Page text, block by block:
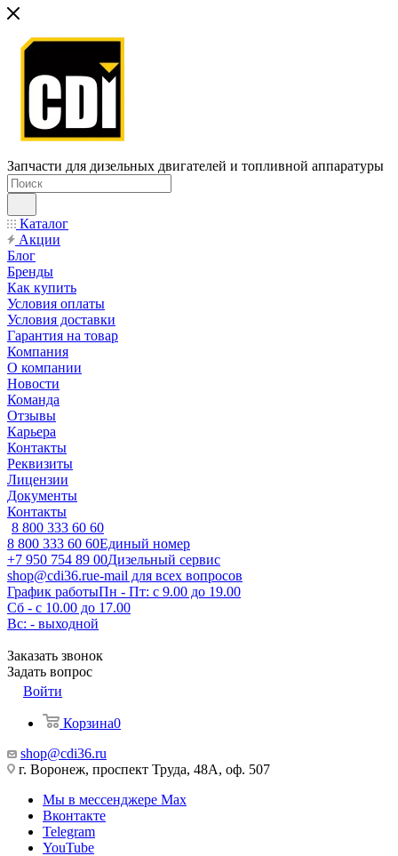
Запчасти для дизельных двигателей и топливной аппаратуры
Каталог
Акции
Блог
Бренды
Как купить
Условия оплаты
Условия доставки
Гарантия на товар
Компания
О компании
Новости
Команда
Отзывы
Карьера
Контакты
Реквизиты
Лицензии
Документы
Контакты
8 800 333 60 60
8 800 333 60 60Единый номер
+7 950 754 89 00Дизельный сервис
shop@cdi36.rue-mail для всех вопросов
График работыПн - Пт: с 9.00 до 19.00
Сб - с 10.00 до 17.00
Вс: - выходной
Заказать звонок
Задать вопрос
Войти
Корзина0
shop@cdi36.ru
г. Воронеж, проспект Труда, 48А, оф. 507
Мы в мессенджере Max
Вконтакте
Telegram
YouTube